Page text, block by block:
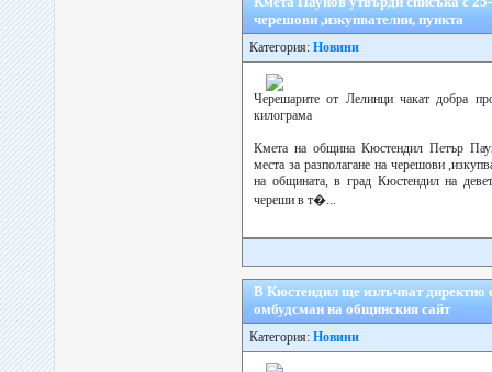
черешови ,изкупвателни, пункта
Категория: Новини
Черешарите от Лелинци чакат добра
килограма
Кмета на община Кюстендил Петър
места за разполагане на черешови
на общината, в град Кюстендил на
череши в т�...
В Кюстендил ще излъчват директно
омбудсман на общинския сайт
Категория: Новини